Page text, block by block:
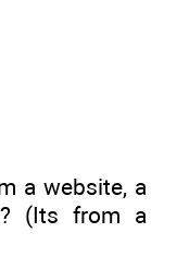
a website, a
(Its from a